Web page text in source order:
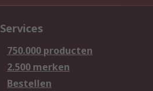
Services
750.000 producten
2.500 merken
Bestellen